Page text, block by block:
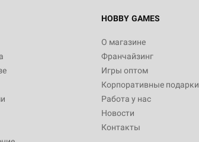
HOBBY GAMES
О магазине
Франчайзинг
Игры оптом
Корпоративные подарки
Работа у нас
Новости
Контакты